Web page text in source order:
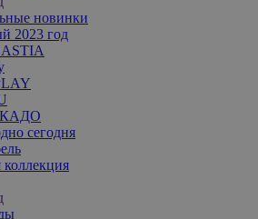
новинки
2023 год
сегодня